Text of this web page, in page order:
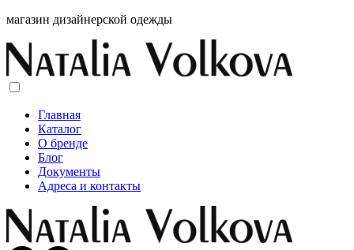
магазин дизайнерской одежды
Главная
Каталог
О бренде
Блог
Документы
Адреса и контакты